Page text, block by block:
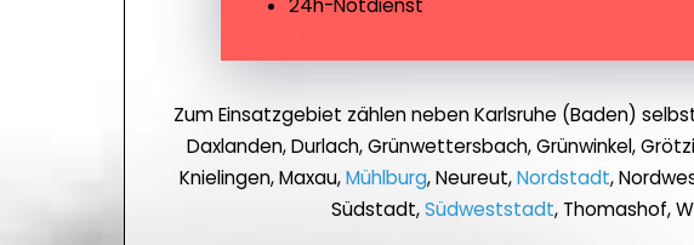
24h-Notdienst
Zum Einsatzgebiet zählen neben Karlsruhe (Baden)
Daxlanden, Durlach, Grünwettersbach, Grünwinkel,
Knielingen, Maxau,Mühlburg, Neureut,Nordstadt,
Südstadt,Südweststadt, Thomashof,